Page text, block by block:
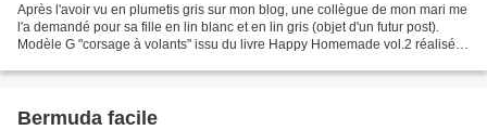
Après l'avoir vu en plumetis gris sur mon blog, une collègue de mon mari me
l'a demandé pour sa fille en lin blanc et en lin gris (objet d'un futur post).
Modèle G "corsage à volants" issu du livre Happy Homemade vol.2 réalisé
Bermuda facile